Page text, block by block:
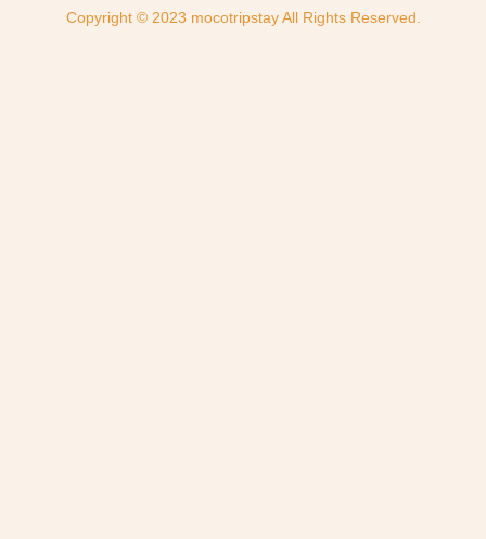
Copyright © 2023 mocotripstay All Rights Reserved.